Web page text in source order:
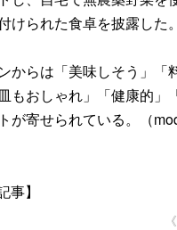
けられた食卓を披露した。
からは「美味しそう」「
もおしゃれ」「健康的」
が寄せられている。（
事】